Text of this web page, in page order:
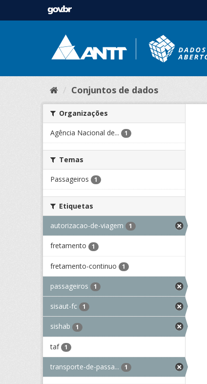
Conjuntos de dados
Organizações
Agência Nacional de... 1
Temas
Passageiros 1
Etiquetas
autorizacao-de-viagem 1
fretamento 1
fretamento-continuo 1
passageiros 1
sisaut-fc 1
sishab 1
taf 1
transporte-de-passa... 1